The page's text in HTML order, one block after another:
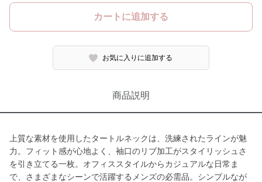
カートに追加する
お気に入りに追加する
商品説明
上質な素材を使用したタートルネックは、洗練されたラインが魅
力。フィット感が心地よく、袖口のリブ加工がスタイリッシュさ
を引き立てる一枚。オフィススタイルからカジュアルな日常ま
で、さまざまなシーンで活躍するメンズの必需品。シンプルなが